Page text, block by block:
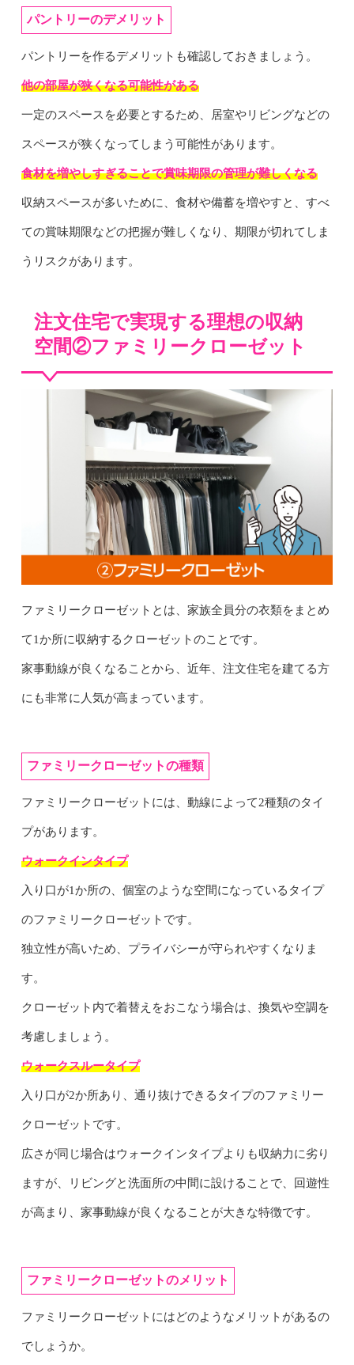
パントリーのデメリット
パントリーを作るデメリットも確認しておきましょう。
他の部屋が狭くなる可能性がある
一定のスペースを必要とするため、居室やリビングなどの
スペースが狭くなってしまう可能性があります。
食材を増やしすぎることで賞味期限の管理が難しくなる
収納スペースが多いために、食材や備蓄を増やすと、すべ
ての賞味期限などの把握が難しくなり、期限が切れてしま
うリスクがあります。
注文住宅で実現する理想の収納
空間②ファミリークローゼット
ファミリークローゼットとは、家族全員分の衣類をまとめ
て1か所に収納するクローゼットのことです。
家事動線が良くなることから、近年、注文住宅を建てる方
にも非常に人気が高まっています。
ファミリークローゼットの種類
ファミリークローゼットには、動線によって2種類のタイ
プがあります。
ウォークインタイプ
入り口が1か所の、個室のような空間になっているタイプ
のファミリークローゼットです。
独立性が高いため、プライバシーが守られやすくなりま
す。
クローゼット内で着替えをおこなう場合は、換気や空調を
考慮しましょう。
ウォークスルータイプ
入り口が2か所あり、通り抜けできるタイプのファミリー
クローゼットです。
広さが同じ場合はウォークインタイプよりも収納力に劣り
ますが、リビングと洗面所の中間に設けることで、回遊性
が高まり、家事動線が良くなることが大きな特徴です。
ファミリークローゼットのメリット
ファミリークローゼットにはどのようなメリットがあるの
でしょうか。